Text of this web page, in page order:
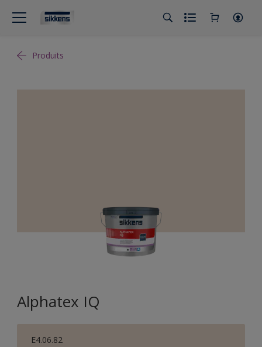
Produits
Alphatex IQ
E4.06.82